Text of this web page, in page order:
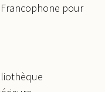
Francophone pour